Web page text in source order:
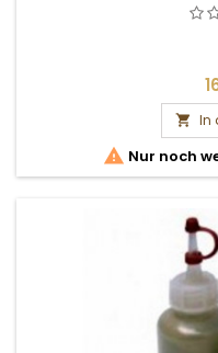
 In
 Nur noch